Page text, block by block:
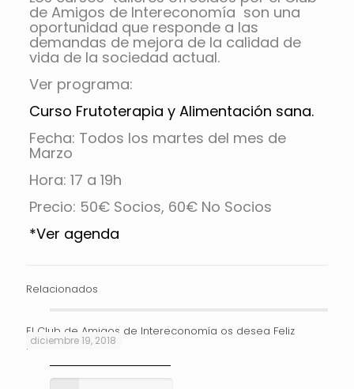
de Amigos de Intereconomía son una
oportunidad que responde a las
demandas de mejora de la calidad de
vida de la sociedad actual.
Ver programa:
Curso Frutoterapia y Alimentación sana.
Fecha: Todos los martes del mes de
Marzo
Hora: 17 a 19h
Precio: 50€ Socios, 60€ No Socios
*Ver agenda
Relacionados
diciembre 19, 2018
El Club de Amigos de Intereconomía os desea Feliz
Navidad